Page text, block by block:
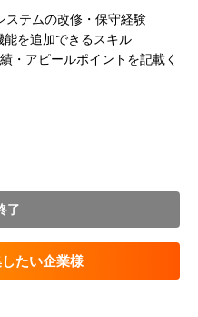
ステムの改修・保守経験
を追加できるスキル
・アピールポイントを記載く
了
たい企業様